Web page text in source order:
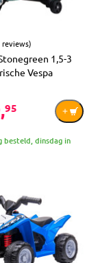
reviews)
1,5-3
Vespa
95
besteld, dinsdag in